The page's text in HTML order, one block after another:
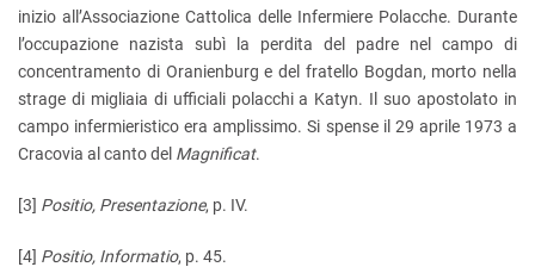
inizio all’Associazione Cattolica delle Infermiere Polacche. Durante
l’occupazione nazista subì la perdita del padre nel campo di
concentramento di Oranienburg e del fratello Bogdan, morto nella
strage di migliaia di ufficiali polacchi a Katyn. Il suo apostolato in
campo infermieristico era amplissimo. Si spense il 29 aprile 1973 a
Cracovia al canto del Magnificat.
[3] Positio, Presentazione, p. IV.
[4] Positio, Informatio, p. 45.